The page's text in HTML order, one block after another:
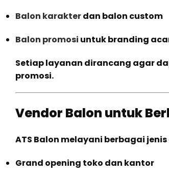
Balon karakterdan balon custom
Balon promosi untuk branding
Setiap layanan dirancang agar
promosi.
Vendor Balon untuk
ATS Balon melayani berbagai
Grand opening toko dan kantor